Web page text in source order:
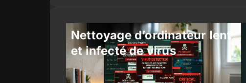
Nettoyage d’ordinateur lent
et infecté de virus